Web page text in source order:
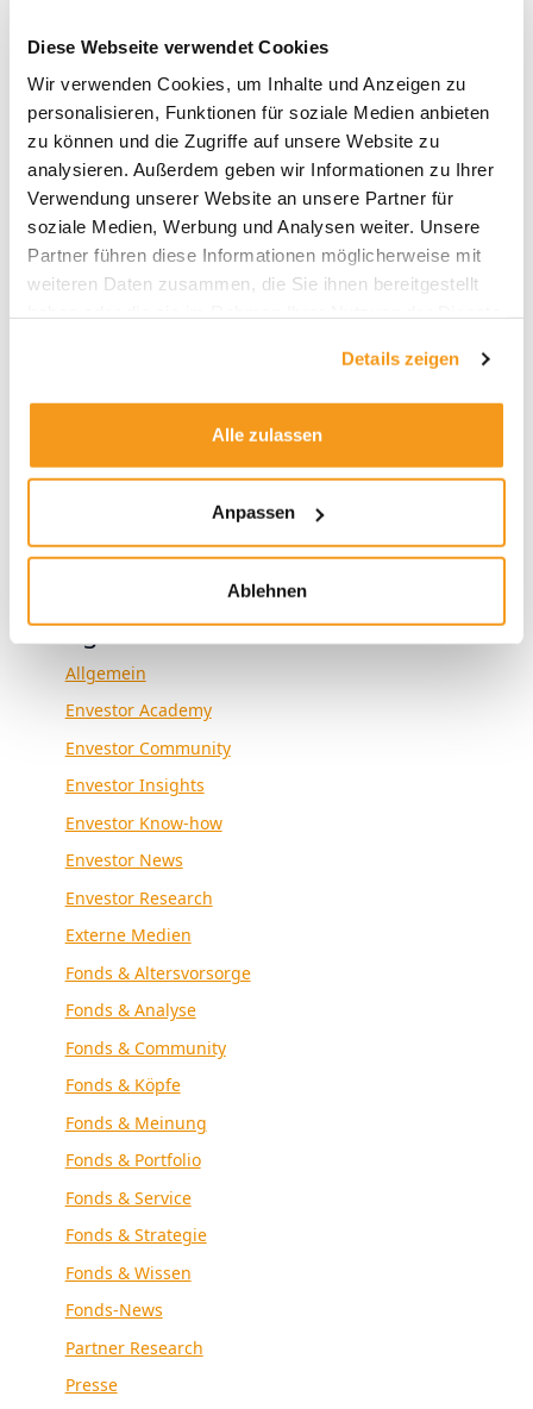
Diese Webseite verwendet Cookies
Wir verwenden Cookies, um Inhalte und Anzeigen zu
personalisieren, Funktionen für soziale Medien anbieten
zu können und die Zugriffe auf unsere Website zu
analysieren. Außerdem geben wir Informationen zu Ihrer
Verwendung unserer Website an unsere Partner für
soziale Medien, Werbung und Analysen weiter. Unsere
Partner führen diese Informationen möglicherweise mit
weiteren Daten zusammen, die Sie ihnen bereitgestellt
Details zeigen
Alle zulassen
Anpassen
Ablehnen
Archive
2026
2025
2024
2023
2022
2018
Kategorien
Allgemein
Envestor Academy
Envestor Community
Envestor Insights
Envestor Know-how
Envestor News
Envestor Research
Externe Medien
Fonds & Altersvorsorge
Fonds & Analyse
Fonds & Community
Fonds & Köpfe
Fonds & Meinung
Fonds & Portfolio
Fonds & Service
Fonds & Strategie
Fonds & Wissen
Fonds-News
Partner Research
Presse